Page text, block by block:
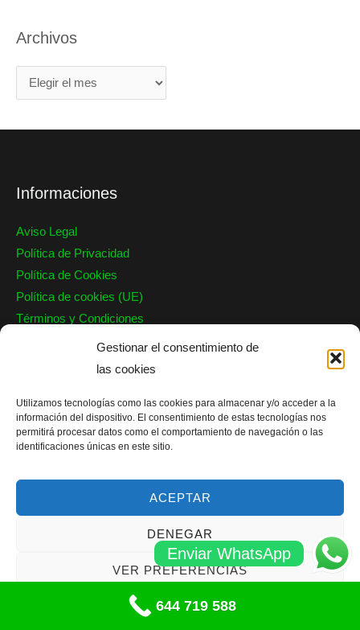
Gestionar el consentimiento de
las cookies
Utilizamos tecnologías como las cookies para almacenar y/o acceder a la
información del dispositivo. El consentimiento de estas tecnologías nos
permitirá procesar datos como el comportamiento de navegación o las
identificaciones únicas en este sitio.
ACEPTAR
DENEGAR
VER PREFERENCIAS
Política de cookies
Archivos
Informaciones
Aviso Legal
Política de Privacidad
Política de Cookies
Política de cookies (UE)
Términos y Condiciones
Nuestro Contacto
Barcelona, Valencia, Alicante y Valladolid
info@persianaseguridad.es
Teléfono: 644 719 588
Copyright © 2026 JG Reparación Persianas |Sitemap| Blog
Enviar WhatsApp
644 719 588